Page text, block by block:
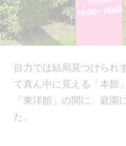
自力では結局見つけられ
て真ん中に見える「本館
「東洋館」の間に、庭
た。